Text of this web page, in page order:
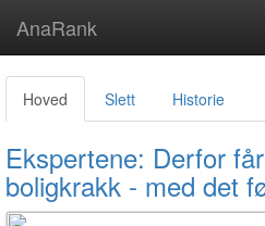
AnaRank
Hoved Slett Historie
Ekspertene: Derfor
boligkrakk - med det